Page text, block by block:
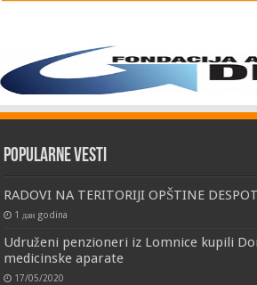
Popularne vesti
RADOVI NA TERITORIJI OPŠTINE
1 дан godina
Udruženi penzioneri iz Lomnice kupili
medicinske aparate
17/05/2020